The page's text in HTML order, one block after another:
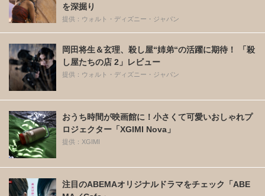
を深掘り
提供：ウォルト・ディズニー・ジャパン
岡田将生＆玄理、殺し屋“姉弟“の活躍に期待！ 「殺
し屋たちの店 2」レビュー
提供：ウォルト・ディズニー・ジャパン
おうち時間が映画館に！小さくて可愛いおしゃれプ
ロジェクター「XGIMI Nova」
提供：XGIMI
注目のABEMAオリジナルドラマをチェック「ABE